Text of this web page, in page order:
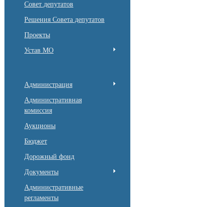
Совет депутатов
Решения Совета депутатов
Проекты
Устав МО
Администрация
Административная
комиссия
Аукционы
Бюджет
Дорожный фонд
Документы
Административные
регламенты